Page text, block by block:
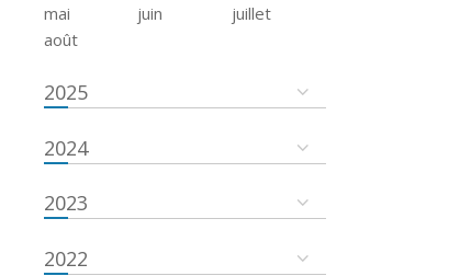
mai
juin
juillet
août
2025
2024
2023
2022